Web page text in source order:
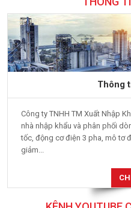
THÔNG
Thông
Công ty TNHH TM Xuất Nhập
nhà nhập khẩu và phân phối
tốc, động cơ điện 3 pha, mô tơ